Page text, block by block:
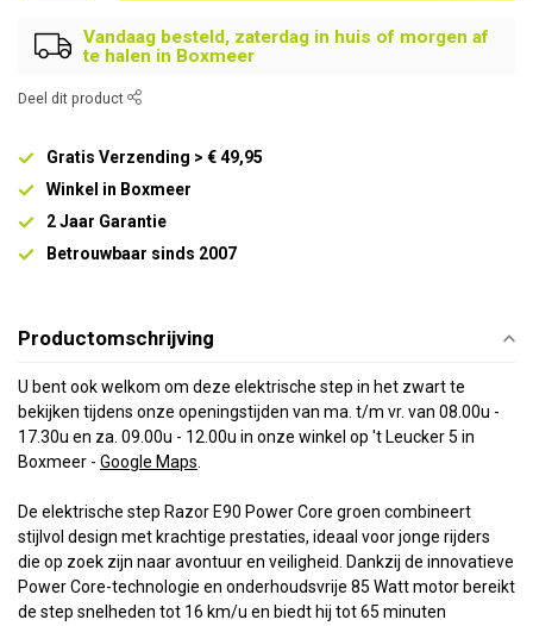
Vandaag besteld, zaterdag in huis of morgen af
te halen in Boxmeer
Deel dit product
Gratis Verzending > € 49,95
Winkel in Boxmeer
2 Jaar Garantie
Betrouwbaar sinds 2007
Productomschrijving
U bent ook welkom om deze elektrische step in het zwart te
bekijken tijdens onze openingstijden van ma. t/m vr. van 08.00u -
17.30u en za. 09.00u - 12.00u in onze winkel op 't Leucker 5 in
Boxmeer - Google Maps
De elektrische step Razor E90 Power Core groen combineert
stijlvol design met krachtige prestaties, ideaal voor jonge rijders
die op zoek zijn naar avontuur en veiligheid. Dankzij de innovatieve
Power Core-technologie en onderhoudsvrije 85 Watt motor bereikt
de step snelheden tot 16 km/u en biedt hij tot 65 minuten